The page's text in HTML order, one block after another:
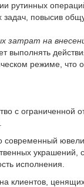
рутинных
задач, повысив
затрат на
выполнять
режиме,
с ограниченной
современный
исполнения.
клиентов, ценящих